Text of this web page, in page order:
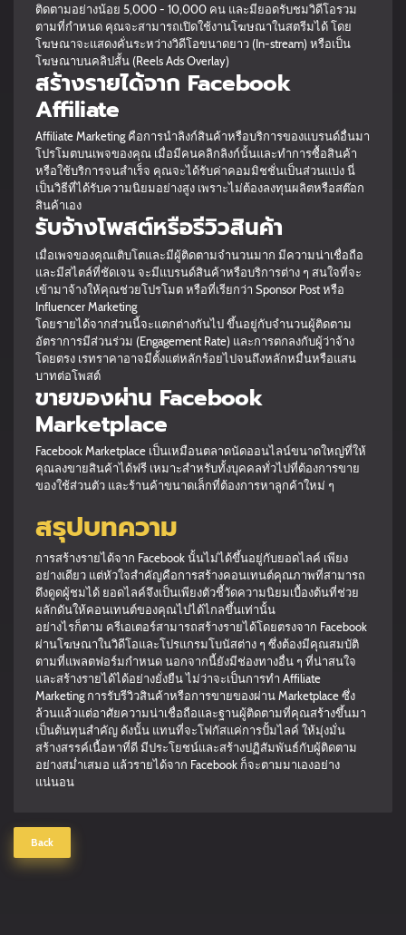
ติดตามอย่างน้อย 5,000 - 10,000 คน และมียอดรับชมวิดีโอรวม
ตามที่กำหนด คุณจะสามารถเปิดใช้งานโฆษณาในสตรีมได้ โดย
โฆษณาจะแสดงคั่นระหว่างวิดีโอขนาดยาว (In-stream) หรือเป็น
โฆษณาบนคลิปสั้น (Reels Ads Overlay)
สร้างรายได้จาก Facebook
Affiliate
Affiliate Marketing คือการนำลิงก์สินค้าหรือบริการของแบรนด์อื่นมา
โปรโมตบนเพจของคุณ เมื่อมีคนคลิกลิงก์นั้นและทำการซื้อสินค้า
หรือใช้บริการจนสำเร็จ คุณจะได้รับค่าคอมมิชชั่นเป็นส่วนแบ่ง นี่
เป็นวิธีที่ได้รับความนิยมอย่างสูง เพราะไม่ต้องลงทุนผลิตหรือสต๊อก
สินค้าเอง
รับจ้างโพสต์หรือรีวิวสินค้า
เมื่อเพจของคุณเติบโตและมีผู้ติดตามจำนวนมาก มีความน่าเชื่อถือ
และมีสไตล์ที่ชัดเจน จะมีแบรนด์สินค้าหรือบริการต่าง ๆ สนใจที่จะ
เข้ามาจ้างให้คุณช่วยโปรโมต หรือที่เรียกว่า Sponsor Post หรือ
Influencer Marketing
โดยรายได้จากส่วนนี้จะแตกต่างกันไป ขึ้นอยู่กับจำนวนผู้ติดตาม
อัตราการมีส่วนร่วม (Engagement Rate) และการตกลงกับผู้ว่าจ้าง
โดยตรง เรทราคาอาจมีตั้งแต่หลักร้อยไปจนถึงหลักหมื่นหรือแสน
บาทต่อโพสต์
ขายของผ่าน Facebook
Marketplace
Facebook Marketplace เป็นเหมือนตลาดนัดออนไลน์ขนาดใหญ่ที่ให้
คุณลงขายสินค้าได้ฟรี เหมาะสำหรับทั้งบุคคลทั่วไปที่ต้องการขาย
ของใช้ส่วนตัว และร้านค้าขนาดเล็กที่ต้องการหาลูกค้าใหม่ ๆ
สรุปบทความ
การสร้างรายได้จาก Facebook นั้นไม่ได้ขึ้นอยู่กับยอดไลค์ เพียง
อย่างเดียว แต่หัวใจสำคัญคือการสร้างคอนเทนต์คุณภาพที่สามารถ
ดึงดูดผู้ชมได้ ยอดไลค์จึงเป็นเพียงตัวชี้วัดความนิยมเบื้องต้นที่ช่วย
ผลักดันให้คอนเทนต์ของคุณไปได้ไกลขึ้นเท่านั้น
อย่างไรก็ตาม ครีเอเตอร์สามารถสร้างรายได้โดยตรงจาก Facebook
ผ่านโฆษณาในวิดีโอและโปรแกรมโบนัสต่าง ๆ ซึ่งต้องมีคุณสมบัติ
ตามที่แพลตฟอร์มกำหนด นอกจากนี้ยังมีช่องทางอื่น ๆ ที่น่าสนใจ
และสร้างรายได้ได้อย่างยั่งยืน ไม่ว่าจะเป็นการทำ Affiliate
Marketing การรับรีวิวสินค้าหรือการขายของผ่าน Marketplace ซึ่ง
ล้วนแล้วแต่อาศัยความน่าเชื่อถือและฐานผู้ติดตามที่คุณสร้างขึ้นมา
เป็นต้นทุนสำคัญ ดังนั้น แทนที่จะโฟกัสแค่การปั้มไลค์ ให้มุ่งมั่น
สร้างสรรค์เนื้อหาที่ดี มีประโยชน์และสร้างปฏิสัมพันธ์กับผู้ติดตาม
อย่างสม่ำเสมอ แล้วรายได้จาก Facebook ก็จะตามมาเองอย่าง
แน่นอน
Back